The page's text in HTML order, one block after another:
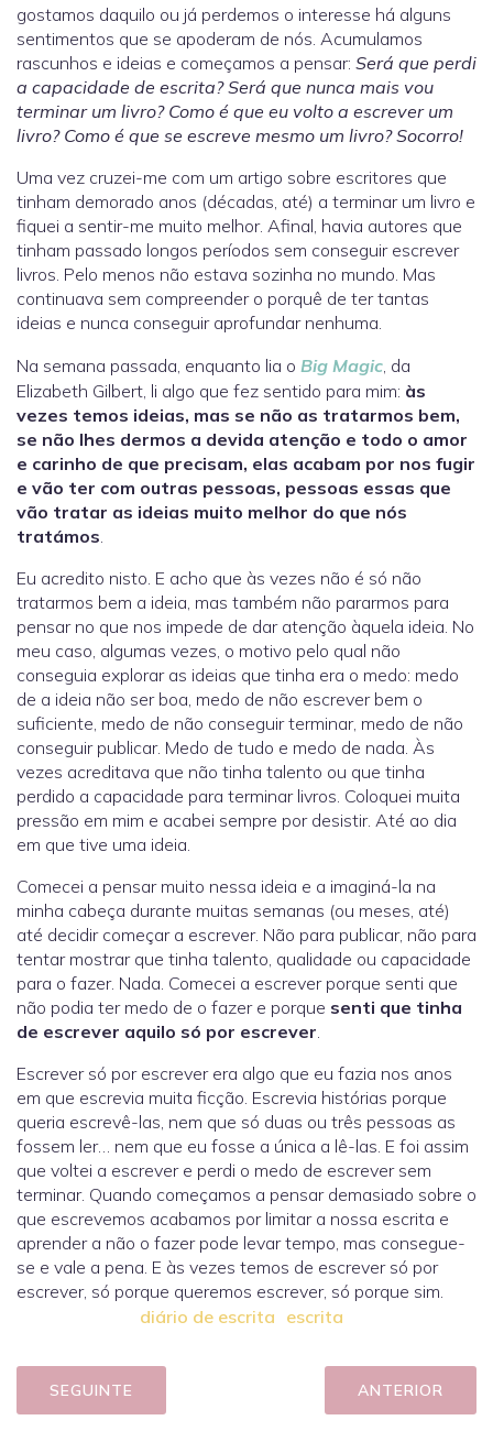
gostamos daquilo ou já perdemos o interesse há alguns
sentimentos que se apoderam de nós. Acumulamos
rascunhos e ideias e começamos a pensar: Será que perdi
a capacidade de escrita? Será que nunca mais vou
terminar um livro? Como é que eu volto a escrever um
livro? Como é que se escreve mesmo um livro? Socorro!
Uma vez cruzei-me com um artigo sobre escritores que
tinham demorado anos (décadas, até) a terminar um livro e
fiquei a sentir-me muito melhor. Afinal, havia autores que
tinham passado longos períodos sem conseguir escrever
livros. Pelo menos não estava sozinha no mundo. Mas
continuava sem compreender o porquê de ter tantas
ideias e nunca conseguir aprofundar nenhuma.
Na semana passada, enquanto lia o Big Magic, da
Elizabeth Gilbert, li algo que fez sentido para mim: às
vezes temos ideias, mas se não as tratarmos bem,
se não lhes dermos a devida atenção e todo o amor
e carinho de que precisam, elas acabam por nos fugir
e vão ter com outras pessoas, pessoas essas que
vão tratar as ideias muito melhor do que nós
tratámos.
Eu acredito nisto. E acho que às vezes não é só não
tratarmos bem a ideia, mas também não pararmos para
pensar no que nos impede de dar atenção àquela ideia. No
meu caso, algumas vezes, o motivo pelo qual não
conseguia explorar as ideias que tinha era o medo: medo
de a ideia não ser boa, medo de não escrever bem o
suficiente, medo de não conseguir terminar, medo de não
conseguir publicar. Medo de tudo e medo de nada. Às
vezes acreditava que não tinha talento ou que tinha
perdido a capacidade para terminar livros. Coloquei muita
pressão em mim e acabei sempre por desistir. Até ao dia
em que tive uma ideia.
Comecei a pensar muito nessa ideia e a imaginá-la na
minha cabeça durante muitas semanas (ou meses, até)
até decidir começar a escrever. Não para publicar, não para
tentar mostrar que tinha talento, qualidade ou capacidade
para o fazer. Nada. Comecei a escrever porque senti que
não podia ter medo de o fazer e porque senti que tinha
de escrever aquilo só por escrever.
Escrever só por escrever era algo que eu fazia nos anos
em que escrevia muita ficção. Escrevia histórias porque
queria escrevê-las, nem que só duas ou três pessoas as
fossem ler… nem que eu fosse a única a lê-las. E foi assim
que voltei a escrever e perdi o medo de escrever sem
terminar. Quando começamos a pensar demasiado sobre o
que escrevemos acabamos por limitar a nossa escrita e
aprender a não o fazer pode levar tempo, mas consegue-
se e vale a pena. E às vezes temos de escrever só por
escrever, só porque queremos escrever, só porque sim.
diário de escrita escrita
SEGUINTE ANTERIOR